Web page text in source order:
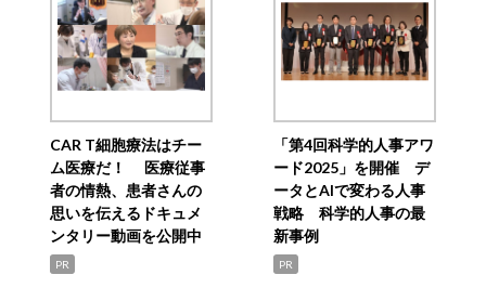
CAR T細胞療法はチー
ム医療だ！ 医療従事
者の情熱、患者さんの
思いを伝えるドキュメ
ンタリー動画を公開中
PR
「第4回科学的人事アワ
ード2025」を開催 デ
ータとAIで変わる人事
戦略 科学的人事の最
新事例
PR